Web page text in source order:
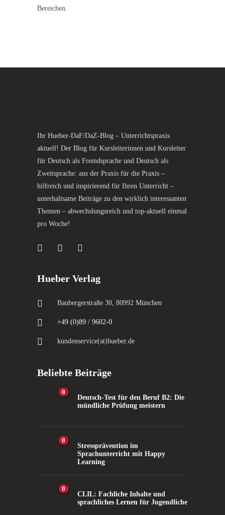
Bereichen.
Ihr Hueber-DaF/DaZ-Blog – Unterrichtspraxis
aktuell! Der Blog für Kursleiterinnen und Kursleiter
für Deutsch als Fremdsprache und Deutsch als
Zweitsprache: aus der Praxis für die Praxis –
hilfreich und inspirierend für Ihren Unterricht –
unterhaltsame Beiträge zu den wirklich interessanten
Themen – abwechslungsreich und top-aktuell einmal
pro Woche!
Hueber Verlag
Baubergerstraße 30, 80992 München
+49 (0)89 / 9602-0
kundenservice(at)hueber.de
Beliebte Beiträge
0
Deutsch-Test für den Beruf B2: Die
mündliche Prüfung meistern
0
Stressprävention im
Sprachunterricht mit Happy
Learning
0
CLIL: Fachliche Inhalte und
sprachliches Lernen für Jugendliche